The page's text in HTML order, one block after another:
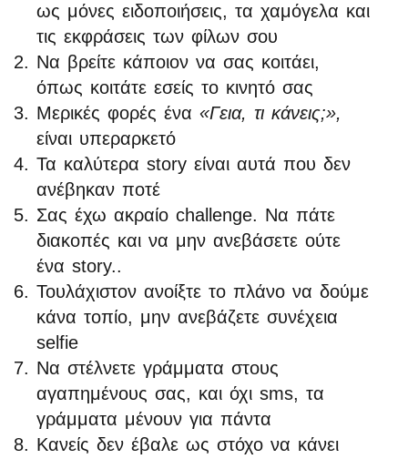
ως μόνες ειδοποιήσεις, τα χαμόγελα και
τις εκφράσεις των φίλων σου
Να βρείτε κάποιον να σας κοιτάει,
όπως κοιτάτε εσείς το κινητό σας
Μερικές φορές ένα «Γεια, τι κάνεις;»,
είναι υπεραρκετό
Τα καλύτερα story είναι αυτά που δεν
ανέβηκαν ποτέ
Σας έχω ακραίο challenge. Να πάτε
διακοπές και να μην ανεβάσετε ούτε
ένα story..
Τουλάχιστον ανοίξτε το πλάνο να δούμε
κάνα τοπίο, μην ανεβάζετε συνέχεια
selfie
Να στέλνετε γράμματα στους
αγαπημένους σας, και όχι sms, τα
γράμματα μένουν για πάντα
Κανείς δεν έβαλε ως στόχο να κάνει